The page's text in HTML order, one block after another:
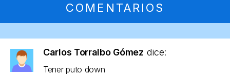
COMENTARIOS
Carlos Torralbo Gómez dice:
Tener puto down